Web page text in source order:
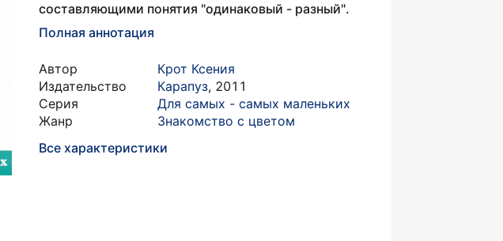
составляющими понятия "одинаковый - разный".
Полная аннотация
Автор
Крот Ксения
Издательство
Карапуз, 2011
Серия
Для самых - самых маленьких
Жанр
Знакомство с цветом
Все характеристики